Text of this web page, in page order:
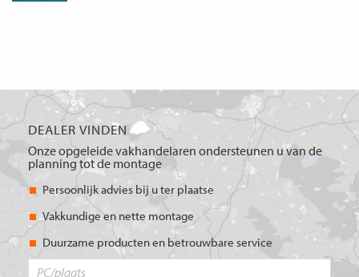
DEALER VINDEN
Onze opgeleide vakhandelaren ondersteunen u van de
planning tot de montage
Persoonlijk advies bij u ter plaatse
Vakkundige en nette montage
Duurzame producten en betrouwbare service